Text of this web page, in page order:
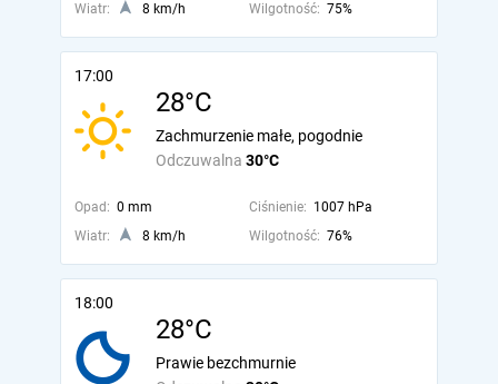
Wiatr:
8 km/h Wilgotność: 75%
17:00
28°C
Odczuwalna 30°C
Zachmurzenie małe, pogodnie
Opad: 0 mm Ciśnienie: 1007 hPa
Wiatr:
8 km/h Wilgotność: 76%
18:00
28°C
Prawie bezchmurnie